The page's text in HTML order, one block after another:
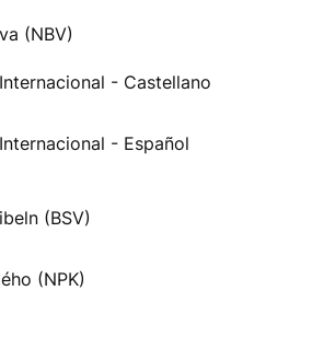
(NBV)
- Castellano
- Español
(BSV)
(NPK)